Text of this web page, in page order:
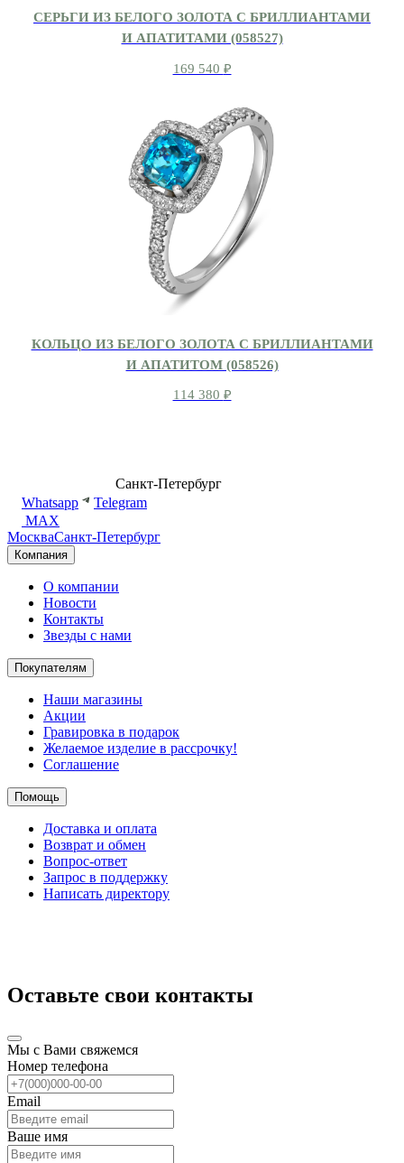
СЕРЬГИ ИЗ БЕЛОГО ЗОЛОТА С БРИЛЛИАНТАМИ
И АПАТИТАМИ (058527)
169 540 ₽
КОЛЬЦО ИЗ БЕЛОГО ЗОЛОТА С БРИЛЛИАНТАМИ
И АПАТИТОМ (058526)
114 380 ₽
Санкт-Петербург
Whatsapp
Telegram
MAX
МоскваСанкт-Петербург
Компания
О компании
Новости
Контакты
Звезды с нами
Покупателям
Наши магазины
Акции
Гравировка в подарок
Желаемое изделие в рассрочку!
Соглашение
Помощь
Доставка и оплата
Возврат и обмен
Вопрос-ответ
Запрос в поддержку
Написать директору
Оставьте свои контакты
Мы с Вами свяжемся
Номер телефона
Email
Ваше имя